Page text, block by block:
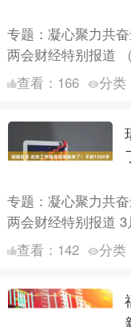
专题：凝心聚力共
两会财经特别报道
者 和岳）3月5日，
京....
查看： 166 分类
专题：凝心聚力共
两会财经特别报道
四次会议作政府工
作....
查看： 142 分类